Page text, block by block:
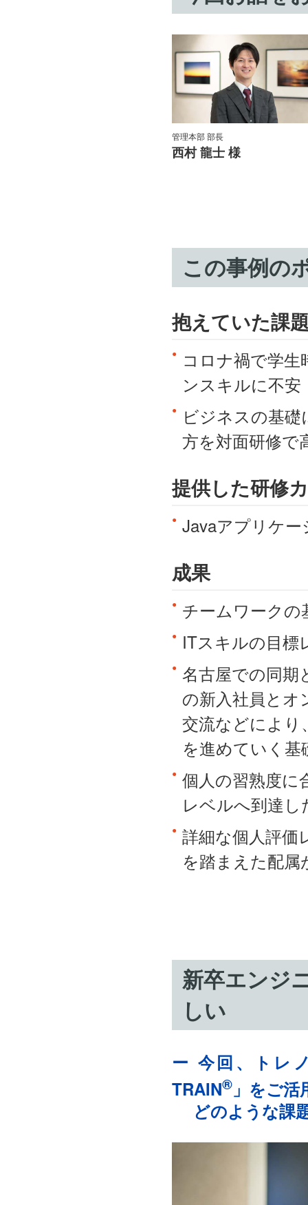
管理本部 部長
西村 龍士 様
この事例の
抱えていた課
コロナ禍で学
ンスキルに不安
ビジネスの基
方を対面研修で
提供した研修
Javaアプリケ
成果
チームワークの
ITスキルの目標
名古屋での同期
の新入社員と
交流などにより
を進めていく
個人の習熟度に
レベルへ到達し
詳細な個人評価
を踏まえた配属
新卒エンジ
しい
ー 今回、トレ
TRAIN® 」をご
どのような課